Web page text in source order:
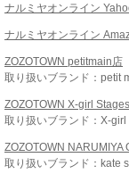
ナルミヤオンライン
ナルミヤオンライン
ZOZOTOWN petitmain店
取り扱いブランド：petit
ZOZOTOWN X-girl
取り扱いブランド：X-
ZOZOTOWN NARUMIYA
取り扱いブランド：kate